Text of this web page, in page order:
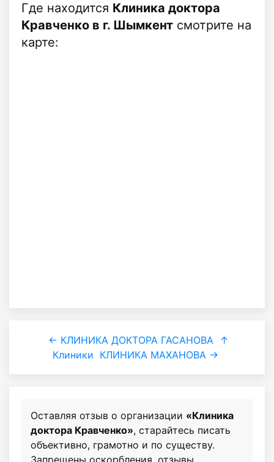
Где находится Клиника доктора
Кравченко в г. Шымкент смотрите на
карте:
← КЛИНИКА ДОКТОРА ГАСАНОВА ↑
Клиники КЛИНИКА МАХАНОВА →
Оставляя отзыв о организации «Клиника
доктора Кравченко», старайтесь писать
объективно, грамотно и по существу.
Запрещены оскорбления, отзывы